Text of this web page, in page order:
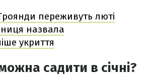
переживуть люті
назвала
укриття
садити в січні?